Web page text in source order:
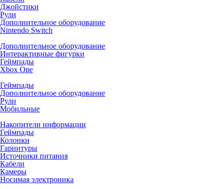
Джойстики
Рули
Дополнительное оборудование
Nintendo Switch
Дополнительное оборудование
Интерактивные фигурки
Геймпады
Xbox One
Геймпады
Дополнительное оборудование
Рули
Мобильные
Накопители информации
Геймпады
Колонки
Гарнитуры
Источники питания
Кабели
Камеры
Носимая электроника